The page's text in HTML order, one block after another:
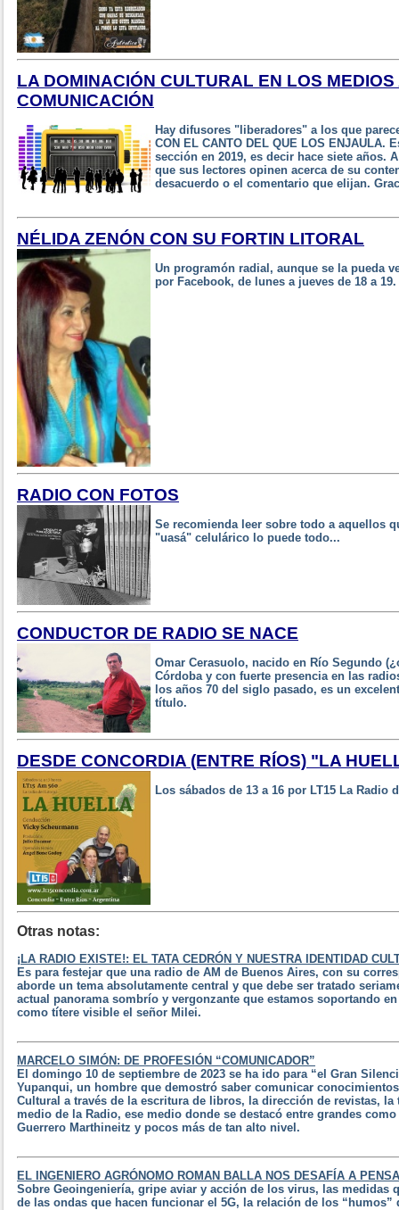
LA DOMINACIÓN CULTURAL EN LOS
COMUNICACIÓN
Hay difusores "liberadores" a los que
CON EL CANTO DEL QUE LOS ENJAULA.
sección en 2019, es decir hace siete años.
que sus lectores opinen acerca de su
desacuerdo o el comentario que elijan.
NÉLIDA ZENÓN CON SU FORTIN LITORAL
Un programón radial, aunque se la pueda
por Facebook, de lunes a jueves de 18 a 19.
RADIO CON FOTOS
Se recomienda leer sobre todo a aquellos
"uasá" celulárico lo puede todo...
CONDUCTOR DE RADIO SE NACE
Omar Cerasuolo, nacido en Río Segundo
Córdoba y con fuerte presencia en las
los años 70 del siglo pasado, es un
título.
DESDE CONCORDIA (ENTRE RÍOS) "LA
Los sábados de 13 a 16 por LT15 La Radio
Otras notas:
¡LA RADIO EXISTE!: EL TATA CEDRÓN Y NUESTRA IDENTIDAD
Es para festejar que una radio de AM de Buenos Aires, con su
aborde un tema absolutamente central y que debe ser tratado
actual panorama sombrío y vergonzante que estamos soportando
como títere visible el señor Milei.
MARCELO SIMÓN: DE PROFESIÓN “COMUNICADOR”
El domingo 10 de septiembre de 2023 se ha ido para “el Gran
Yupanqui, un hombre que demostró saber comunicar
Cultural a través de la escritura de libros, la dirección de revistas,
medio de la Radio, ese medio donde se destacó entre grandes
Guerrero Marthineitz y pocos más de tan alto nivel.
EL INGENIERO AGRÓNOMO ROMAN BALLA NOS DESAFÍA A
Sobre Geoingeniería, gripe aviar y acción de los virus, las medidas
de las ondas que hacen funcionar el 5G, la relación de los “humos”